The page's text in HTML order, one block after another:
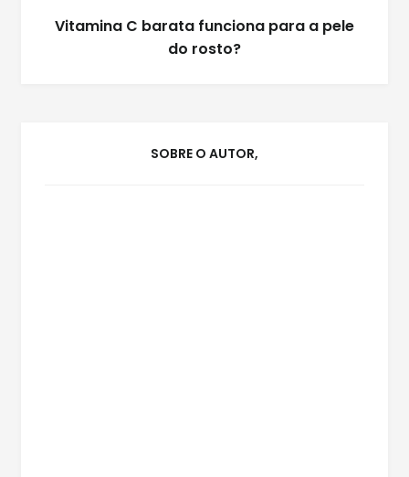
Vitamina C barata funciona para a pele
do rosto?
SOBRE O AUTOR,